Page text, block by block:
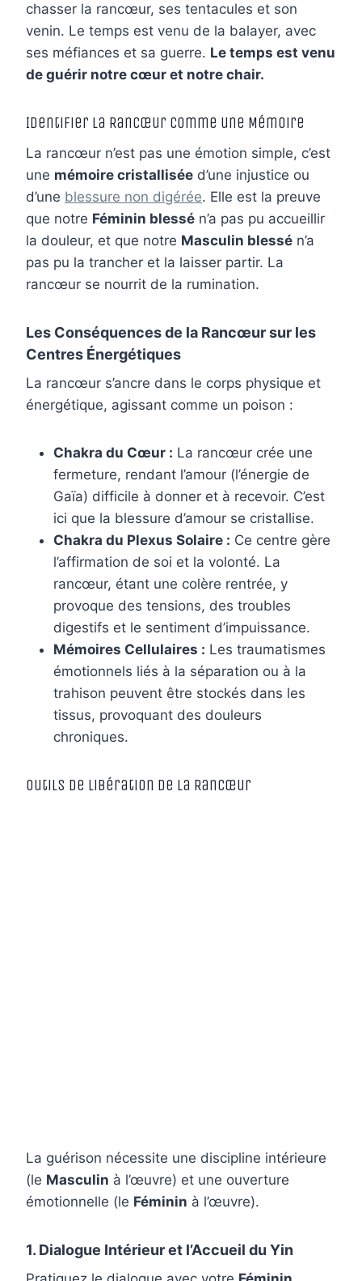
chasser la rancœur, ses tentacules et son
venin. Le temps est venu de la balayer, avec
ses méfiances et sa guerre. Le temps est venu
de guérir notre cœur et notre chair.
Identifier la Rancœur comme une Mémoire
La rancœur n’est pas une émotion simple, c’est
une mémoire cristallisée d’une injustice ou
d’une blessure non digérée. Elle est la preuve
que notre Féminin blessé n’a pas pu accueillir
la douleur, et que notre Masculin blessé n’a
pas pu la trancher et la laisser partir. La
rancœur se nourrit de la rumination.
Les Conséquences de la Rancœur sur les
Centres Énergétiques
La rancœur s’ancre dans le corps physique et
énergétique, agissant comme un poison :
Chakra du Cœur : La rancœur crée une
fermeture, rendant l’amour (l’énergie de
Gaïa) difficile à donner et à recevoir. C’est
ici que la blessure d’amour se cristallise.
Chakra du Plexus Solaire : Ce centre gère
l’affirmation de soi et la volonté. La
rancœur, étant une colère rentrée, y
provoque des tensions, des troubles
digestifs et le sentiment d’impuissance.
Mémoires Cellulaires : Les traumatismes
émotionnels liés à la séparation ou à la
trahison peuvent être stockés dans les
tissus, provoquant des douleurs
chroniques.
Outils de Libération de la Rancœur
La guérison nécessite une discipline intérieure
(le Masculin à l’œuvre) et une ouverture
émotionnelle (le Féminin à l’œuvre).
1. Dialogue Intérieur et l’Accueil du Yin